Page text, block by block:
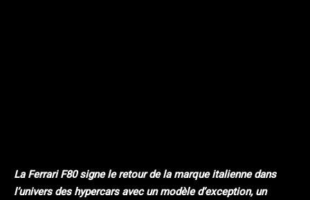
La Ferrari F80 signe le retour de la marque italienne dans
l’univers des hypercars avec un modèle d’exception, un